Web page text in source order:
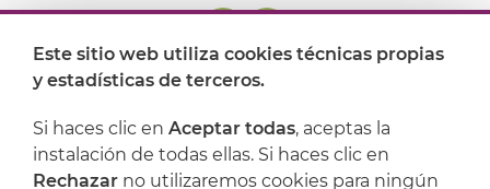
Dónde encontrarnos
Artijoc
Este sitio web utiliza cookies técnicas propias
y estadísticas de terceros.
Si haces clic en Aceptar todas, aceptas la
instalación de todas ellas. Si haces clic en
Rechazar no utilizaremos cookies para ningún